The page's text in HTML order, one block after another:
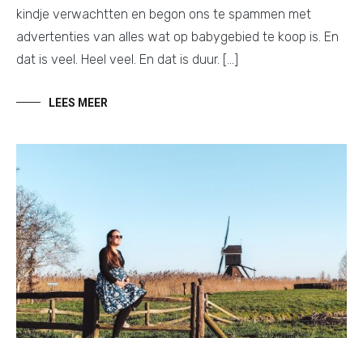
kindje verwachtten en begon ons te spammen met
advertenties van alles wat op babygebied te koop is. En
dat is veel. Heel veel. En dat is duur. […]
LEES MEER